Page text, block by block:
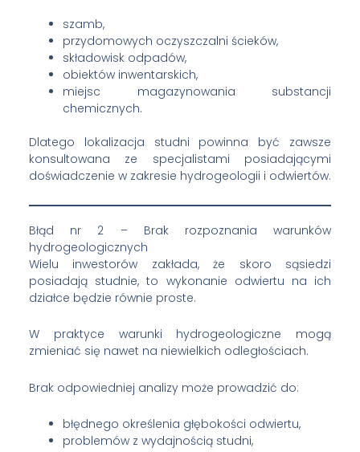
szamb,
przydomowych oczyszczalni ścieków,
składowisk odpadów,
obiektów inwentarskich,
miejsc magazynowania substancji
chemicznych.
Dlatego lokalizacja studni powinna być zawsze
konsultowana ze specjalistami posiadającymi
doświadczenie w zakresie hydrogeologii i odwiertów.
Błąd nr 2 – Brak rozpoznania warunków
hydrogeologicznych
Wielu inwestorów zakłada, że skoro sąsiedzi
posiadają studnie, to wykonanie odwiertu na ich
działce będzie równie proste.
W praktyce warunki hydrogeologiczne mogą
zmieniać się nawet na niewielkich odległościach.
Brak odpowiedniej analizy może prowadzić do:
błędnego określenia głębokości odwiertu,
problemów z wydajnością studni,